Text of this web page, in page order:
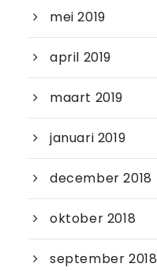
mei 2019
april 2019
maart 2019
januari 2019
december 2018
oktober 2018
september 2018